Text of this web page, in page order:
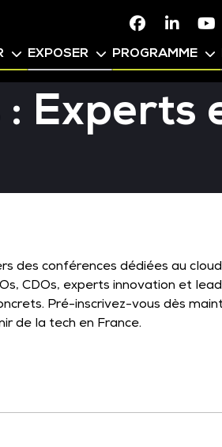
Facebook
EXPOSER PROGRAMME
: Experts
des conférences dédiées au
CDOs, experts innovation et
Pré-inscrivez-vous dès
de la tech en France.